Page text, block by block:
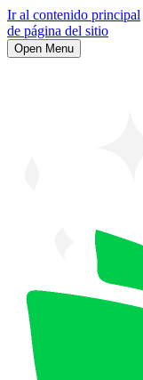
Ir al contenido principal
de página del sitio
Open Menu